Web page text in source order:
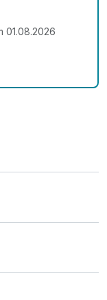
01.08.2026